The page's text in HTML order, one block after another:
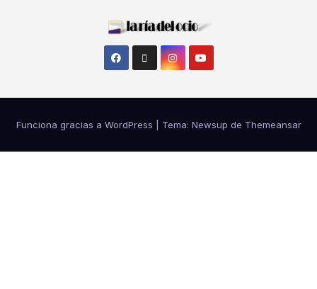
Funciona gracias a WordPress Tema: Newsup de Themeansar